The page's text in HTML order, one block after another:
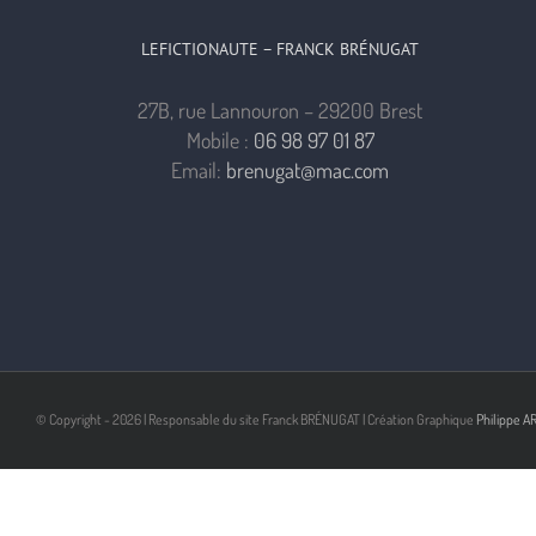
LEFICTIONAUTE – FRANCK BRÉNUGAT
27B, rue Lannouron – 29200 Brest
Mobile : 06 98 97 01 87
Email: brenugat@mac.com
© Copyright - 2026 | Responsable du site Franck BRÉNUGAT | Création Graphique Philippe